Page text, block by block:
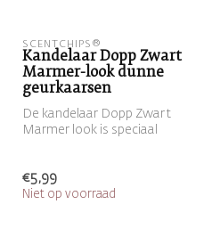
SCENTCHIPS®
Kandelaar Dopp Zwart
Marmer-look dunne
geurkaarsen
De kandelaar Dopp Zwart
Marmer look is speciaal
€5,99
Niet op voorraad